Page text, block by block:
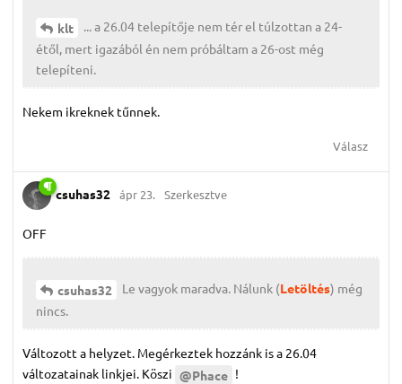
klt
... a 26.04 telepítője nem tér el túlzottan a 24-
étől, mert igazából én nem próbáltam a 26-ost még
telepíteni.
Nekem ikreknek tűnnek.
Válasz
csuhas32 ápr 23. Szerkesztve
OFF
csuhas32 Le vagyok maradva. Nálunk (Letöltés) még
nincs.
Változott a helyzet. Megérkeztek hozzánk is a 26.04
változatainak linkjei. Köszi @Phace !